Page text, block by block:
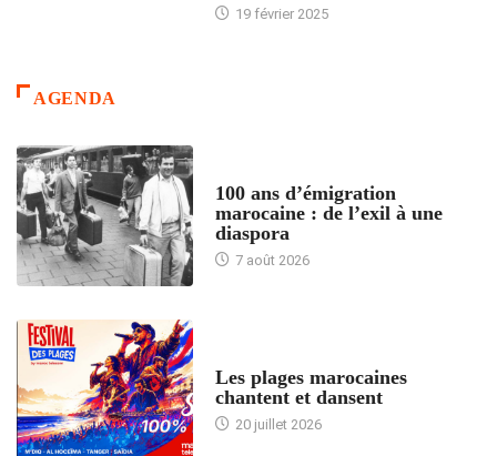
19 février 2025
AGENDA
100 ans d’émigration
marocaine : de l’exil à une
diaspora
7 août 2026
Les plages marocaines
chantent et dansent
20 juillet 2026